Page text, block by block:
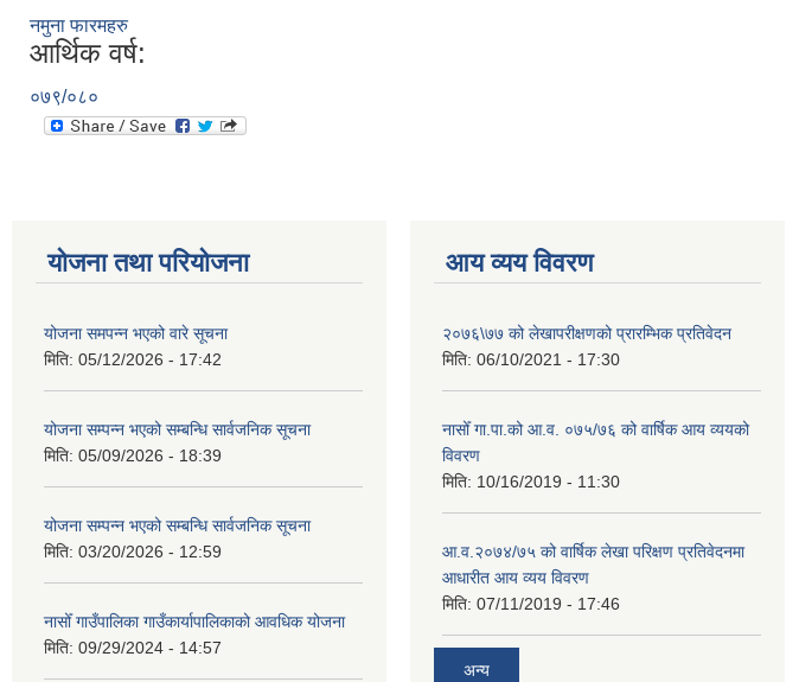
नमुना फारमहरु
आर्थिक वर्ष:
०७९/०८०
योजना तथा परियोजना
योजना समपन्न भएको वारे सूचना
मिति: 05/12/2026 - 17:42
योजना सम्पन्न भएको सम्बन्धि सार्वजनिक सूचना
मिति: 05/09/2026 - 18:39
योजना सम्पन्न भएको सम्बन्धि सार्वजनिक सूचना
मिति: 03/20/2026 - 12:59
नासोँ गाउँपालिका गाउँकार्यापालिकाको आवधिक योजना
मिति: 09/29/2024 - 14:57
आय व्यय विवरण
२०७६\७७ को लेखापरीक्षणको प्रारम्भिक प्रतिवेदन
मिति: 06/10/2021 - 17:30
नासोँ गा.पा.को आ.व. ०७५/७६ को वार्षिक आय व्ययको
विवरण
मिति: 10/16/2019 - 11:30
आ.व.२०७४/७५ को वार्षिक लेखा परिक्षण प्रतिवेदनमा
आधारीत आय व्यय विवरण
मिति: 07/11/2019 - 17:46
अन्य